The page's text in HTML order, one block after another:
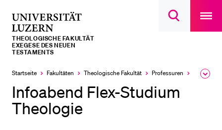
Suchdialog
main
THEOLOGISCHE FAKULTÄT
EXEGESE DES NEUEN
TESTAMENTS
Startseite Fakultäten Theologische Fakultät Professuren Exegese
Infoabend Flex-Studium
Theologie
LETZTE SUCHEN
Sie haben noch keine Suche getätigt.
Schulklassen und Lehrpersonen
Studien­interessierte
Studierende